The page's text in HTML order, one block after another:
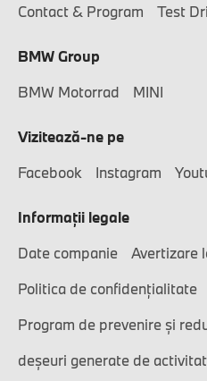
Contact & Program
Test
BMW Group
BMW Motorrad
MINI
Vizitează-ne pe
Facebook
Instagram
Informaţii legale
Date companie
Avertizare
Politica de confidențialitate
Program de prevenire și
deșeuri generate de